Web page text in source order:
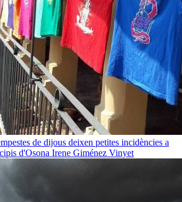
de dijous deixen petites incidències a
d'Osona Irene Giménez Vinyet